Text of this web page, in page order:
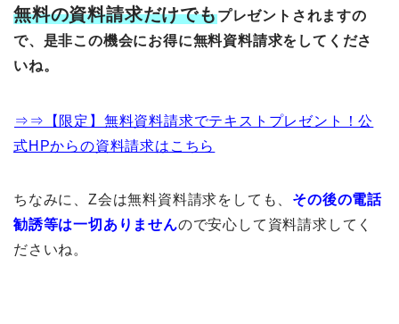
無料の資料請求だけでもプレゼントされますの
で、是非この機会にお得に無料資料請求をしてくださ
いね。
⇒⇒【限定】無料資料請求でテキストプレゼント！公
式HPからの資料請求はこちら
ちなみに、Z会は無料資料請求をしても、 その後の電話
勧誘等は一切ありませんので安心して資料請求してく
ださいね。